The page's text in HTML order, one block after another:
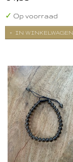
✓ Op voorraad
IN WINKELWAGEN